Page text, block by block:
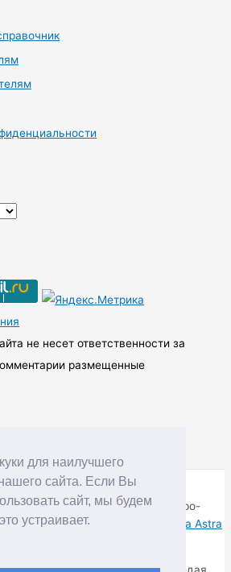
для наилучшего
сайта. Если Вы
сайт, мы будем
устраивает.
не несет ответственности за
размещенные
28.06.2008 - 2026 | Северо-
края | Powered by
Тема Astra